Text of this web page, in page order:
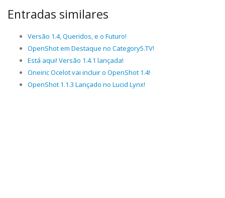
Entradas similares
Versão 1.4, Queridos, e o Futuro!
OpenShot em Destaque no Category5.TV!
Está aqui! Versão 1.4.1 lançada!
Oneiric Ocelot vai incluir o OpenShot 1.4!
OpenShot 1.1.3 Lançado no Lucid Lynx!